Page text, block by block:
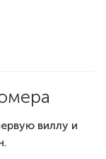
виллу и